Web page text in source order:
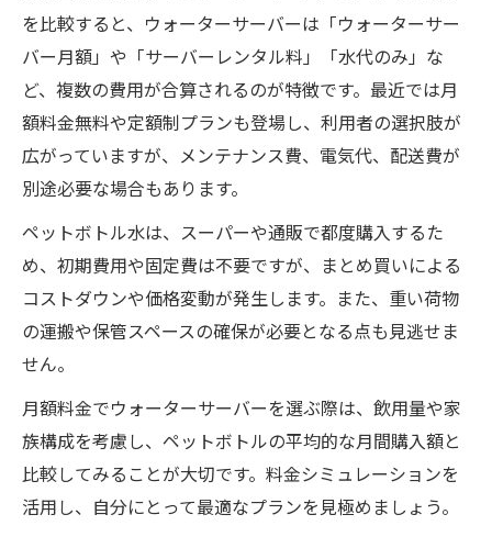
を比較すると、ウォーターサーバーは「ウォーターサー
バー月額」や「サーバーレンタル料」「水代のみ」な
ど、複数の費用が合算されるのが特徴です。最近では月
額料金無料や定額制プランも登場し、利用者の選択肢が
広がっていますが、メンテナンス費、電気代、配送費が
別途必要な場合もあります。
ペットボトル水は、スーパーや通販で都度購入するた
め、初期費用や固定費は不要ですが、まとめ買いによる
コストダウンや価格変動が発生します。また、重い荷物
の運搬や保管スペースの確保が必要となる点も見逃せま
せん。
月額料金でウォーターサーバーを選ぶ際は、飲用量や家
族構成を考慮し、ペットボトルの平均的な月間購入額と
比較してみることが大切です。料金シミュレーションを
活用し、自分にとって最適なプランを見極めましょう。